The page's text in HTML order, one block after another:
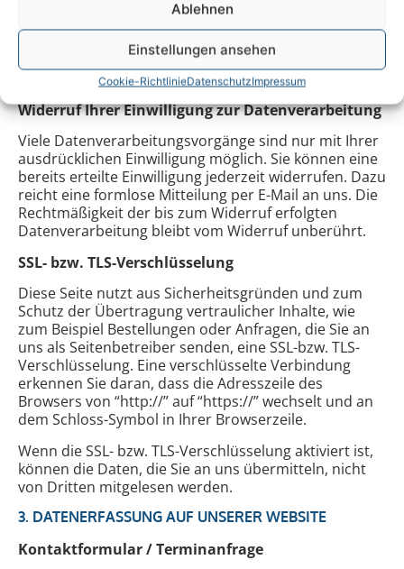
Ablehnen
Einstellungen ansehen
Cookie-RichtlinieDatenschutzImpressum
Verantwortliche Stelle ist die natürliche oder
juristische Person, die allein oder gemeinsam mit
anderen über die Zwecke und Mittel der Verarbeitung
von personenbezogenen Daten (z.B. Namen, E-Mail-
Adressen o. Ä.) entscheidet.
Widerruf Ihrer Einwilligung zur Datenverarbeitung
Viele Datenverarbeitungsvorgänge sind nur mit Ihrer
ausdrücklichen Einwilligung möglich. Sie können eine
bereits erteilte Einwilligung jederzeit widerrufen. Dazu
reicht eine formlose Mitteilung per E-Mail an uns. Die
Rechtmäßigkeit der bis zum Widerruf erfolgten
Datenverarbeitung bleibt vom Widerruf unberührt.
SSL- bzw. TLS-Verschlüsselung
Diese Seite nutzt aus Sicherheitsgründen und zum
Schutz der Übertragung vertraulicher Inhalte, wie
zum Beispiel Bestellungen oder Anfragen, die Sie an
uns als Seitenbetreiber senden, eine SSL-bzw. TLS-
Verschlüsselung. Eine verschlüsselte Verbindung
erkennen Sie daran, dass die Adresszeile des
Browsers von “http://” auf “https://” wechselt und an
dem Schloss-Symbol in Ihrer Browserzeile.
Wenn die SSL- bzw. TLS-Verschlüsselung aktiviert ist,
können die Daten, die Sie an uns übermitteln, nicht
von Dritten mitgelesen werden.
3. DATENERFASSUNG AUF UNSERER WEBSITE
Kontaktformular / Terminanfrage